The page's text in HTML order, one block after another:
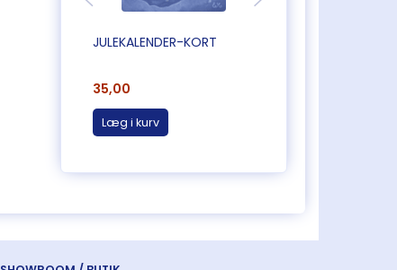
JULEKALENDER-KORT
35,00
Læg i kurv